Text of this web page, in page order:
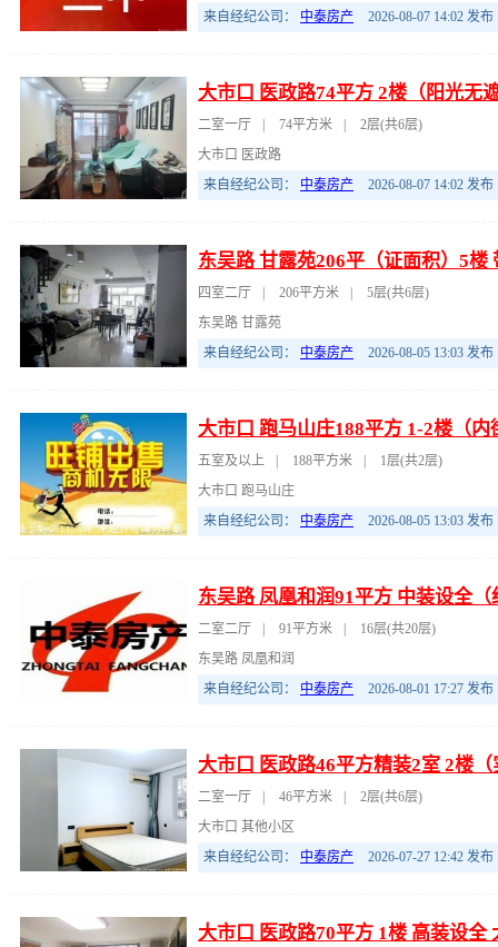
来自经纪公司： 中泰房产 2026-08-07 14:02 发布
大市口 医政路74平方 2楼（阳光无
二室一厅 74平方米
2层(共6层)
大市口 医政路
来自经纪公司： 中泰房产 2026-08-07 14:02 发布
东吴路 甘露苑206平（证面积）5楼
四室二厅 206平方米
5层(共6层)
东吴路 甘露苑
来自经纪公司： 中泰房产 2026-08-05 13:03 发布
大市口 跑马山庄188平方 1-2楼（
五室及以上 188平方米
1层(共2层)
大市口 跑马山庄
来自经纪公司： 中泰房产 2026-08-05 13:03 发布
东吴路 凤凰和润91平方 中装设全
二室二厅 91平方米
16层(共20层)
东吴路 凤凰和润
来自经纪公司： 中泰房产 2026-08-01 17:27 发布
大市口 医政路46平方精装2室 2楼
二室一厅 46平方米
2层(共6层)
大市口 其他小区
来自经纪公司： 中泰房产 2026-07-27 12:42 发布
大市口 医政路70平方 1楼 高装设